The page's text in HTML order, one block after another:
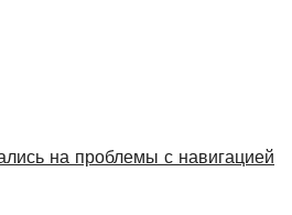
на проблемы с навигацией